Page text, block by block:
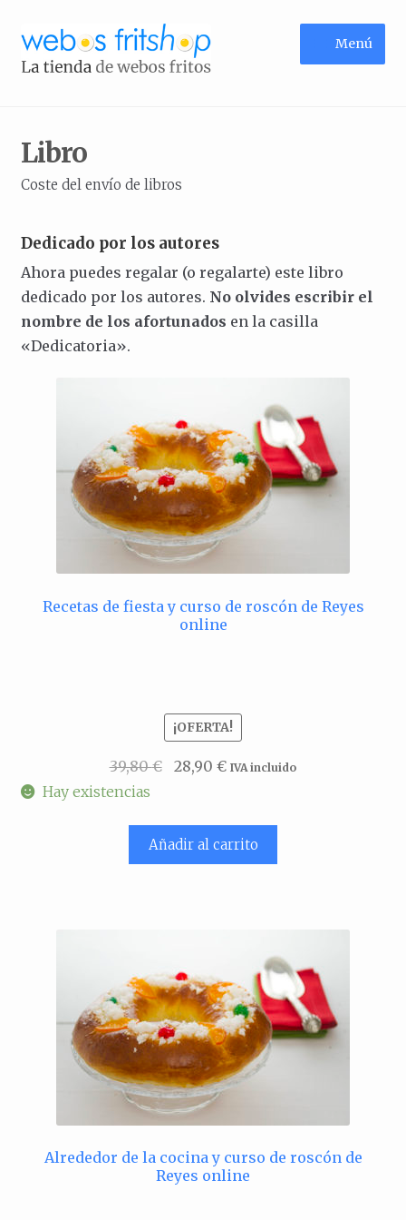
Ir
a
Ir
al
Menú
Libro
Coste del envío de libros
Dedicado por los autores
Ahora puedes regalar (o regalarte) este libro
dedicado por los autores. No olvides escribir el
nombre de los afortunados en la casilla
«Dedicatoria».
Recetas de fiesta y curso de roscón de Reyes
online
¡OFERTA!
39,80€
El
era:
39,80 €.
28,90€El
es:
28,90 €.
IVA incluido
Hay existencias
Añadir al carrito
Alrededor de la cocina y curso de roscón de
Reyes online